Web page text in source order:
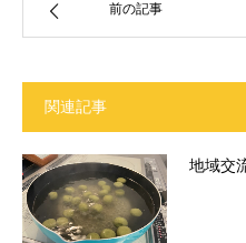
前の記事
関連記事
地域交